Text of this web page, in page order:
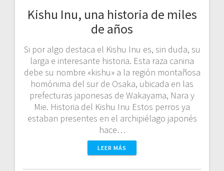
Kishu Inu, una historia de miles
de años
Si por algo destaca el Kishu Inu es, sin duda, su
larga e interesante historia. Esta raza canina
debe su nombre «kishu» a la región montañosa
homónima del sur de Osaka, ubicada en las
prefecturas japonesas de Wakayama, Nara y
Mie. Historia del Kishu Inu Estos perros ya
estaban presentes en el archipiélago japonés
hace…
LEER MÁS